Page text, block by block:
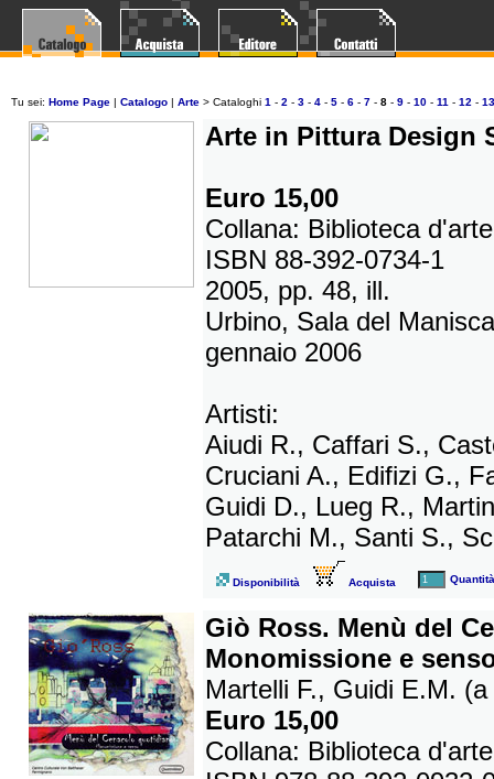
Tu sei: Home Page | Catalogo | Arte > Cataloghi 1 - 2 - 3 - 4 - 5 - 6 - 7 - 8 - 9 - 10 - 11 - 12 - 13
Arte in Pittura Design
Euro 15,00
Collana: Biblioteca d'arte
ISBN 88-392-0734-1
2005, pp. 48, ill.
Urbino, Sala del
gennaio 2006
Artisti:
Aiudi R., Caffari S.,
Cruciani A., Edifizi G.,
Guidi D., Lueg R.,
Patarchi M., Santi S.,
Disponibilità Acquista Quantità
Giò Ross. Menù del
Monomissione e
Martelli F., Guidi E.M.
Euro 15,00
Collana: Biblioteca d'arte